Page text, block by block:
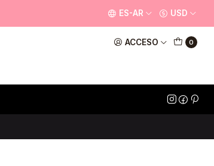
ACCESO 0
ES-AR USD